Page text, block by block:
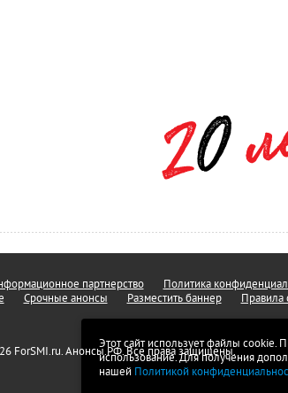
Этот сайт использует файлы cookie.
использование. Для получения
нашей Политикой
партнерство Политика
Срочные анонсы Разместить баннер Правила
ForSMI.ru. Анонсы.РФ. Все права защищены.